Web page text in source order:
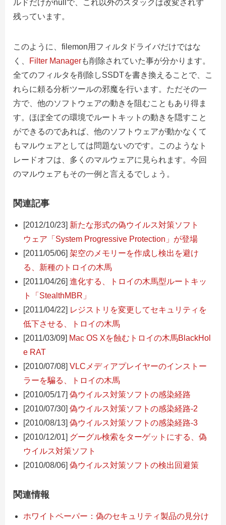
ルドだけがnullで、これ以外のスタックは改変されず
残っています。
このように、filemon用フィルタドライバだけではな
く、
Filter Managerも削除されていた事が分かります。
全てのフィルタを削除しSSDTを書き換えることで、こ
れらに頼る分析ツールの邪魔を行います。ただその一
方で、他のソフトウェアの動きを阻むこともあり得ま
す。ほぼ全ての環境でルートキットの動きを隠すこと
ができるのであれば、他のソフトウェアが動かなくて
もマルウェアとしては問題ないのです。このようなト
レードオフは、多くのマルウェアに見られます。今回
のマルウェアもその一例と言えるでしょう。
関連記事
[2012/10/23] 新たな形式の偽ウイルス対策ソフト
ウェア「System Progressive Protection」が登場
[2011/05/06] 架空のメモリーを作成し検出を避け
る、新種のトロイの木馬
[2011/04/26] 進化する、トロイの木馬型ルートキッ
ト「StealthMBR」
[2011/04/22] レジストリを変更してセキュリティを
低下させる、トロイの木馬
[2011/03/09] Mac OS Xを蝕むトロイの木馬BlackHol
e RAT
[2010/07/08] VLCメディアプレイヤーのインストー
ラーを騙る、トロイの木馬
[2010/05/17] 偽ウイルス対策ソフトの感染経路
[2010/07/30] 偽ウイルス対策ソフトの感染経路-2
[2010/08/13] 偽ウイルス対策ソフトの感染経路-3
[2010/12/01] グーグル検索をターゲットにする、偽
ウイルス対策ソフト
[2010/08/06] 偽ウイルス対策ソフトの検出回避策
関連情報
ホワイトペーパー：偽のセキュリティ製品の見分け